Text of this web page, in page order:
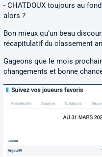
- CHATDOUX toujours au
alors ?
Bon mieux qu’un beau
récapitulatif du classement
Gageons que le mois
changements et bonne